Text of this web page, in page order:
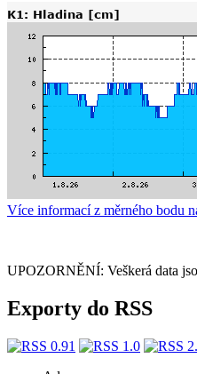
Více informací z měrného bodu
UPOZORNĚNÍ: Veškerá data
Exporty do RSS